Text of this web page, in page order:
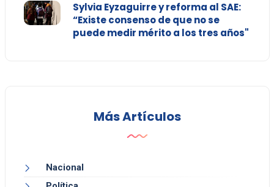
Sylvia Eyzaguirre y reforma al SAE:
“Existe consenso de que no se
puede medir mérito a los tres años"
Más Artículos
Nacional